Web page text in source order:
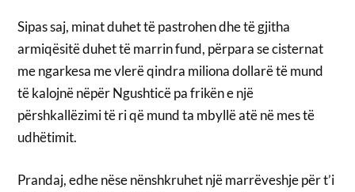
Sipas saj, minat duhet të pastrohen dhe të gjitha
armiqësitë duhet të marrin fund, përpara se cisternat
me ngarkesa me vlerë qindra miliona dollarë të mund
të kalojnë nëpër Ngushticë pa frikën e një
përshkallëzimi të ri që mund ta mbyllë atë në mes të
udhëtimit.
Prandaj, edhe nëse nënshkruhet një marrëveshje për t’i